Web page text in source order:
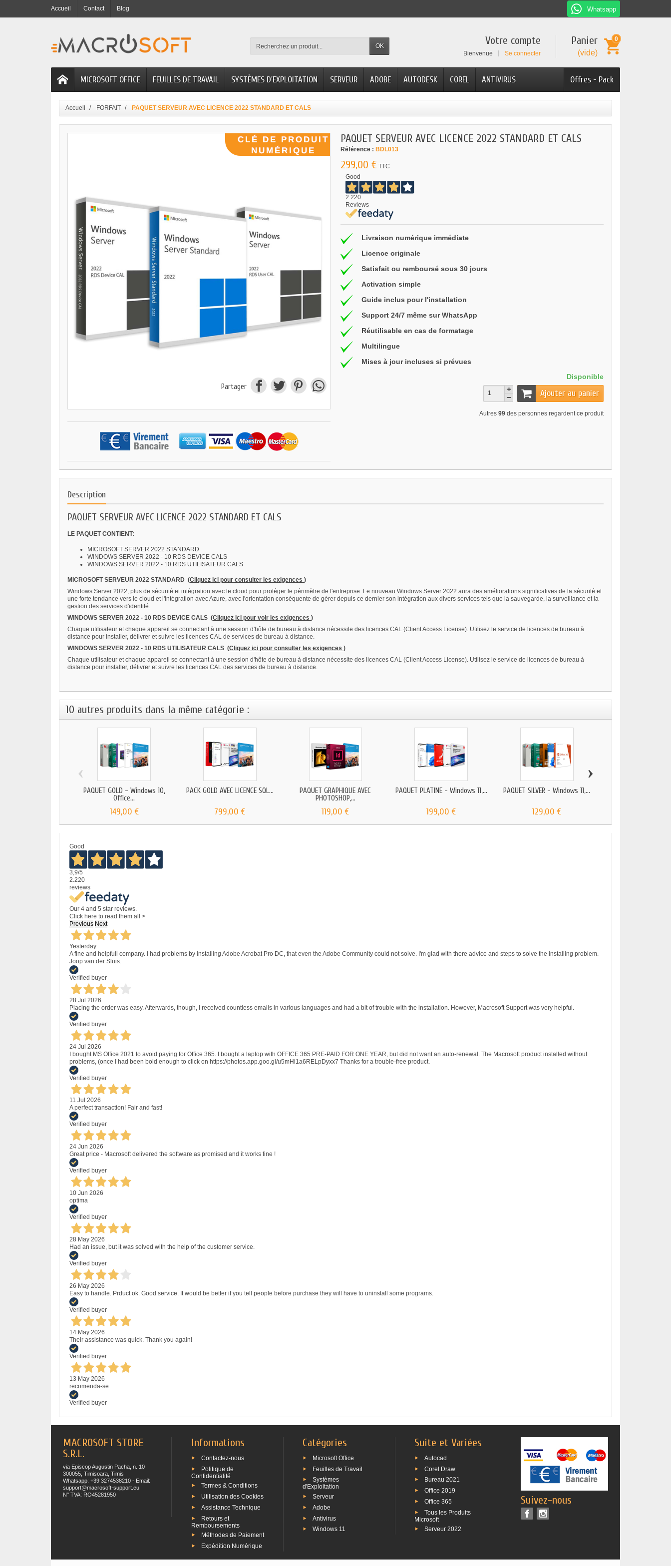
Accueil Contact Blog Whatsapp
OK Panier
(vide)
0
Votre compte
Bienvenue Se connecter
Offres - Pack
MICROSOFT OFFICE FEUILLES DE TRAVAIL SYSTÈMES D'EXPLOITATION SERVEUR ADOBE AUTODESK COREL ANTIVIRUS
Accueil FORFAIT PAQUET SERVEUR AVEC LICENCE 2022 STANDARD ET CALS
Partager
PAQUET SERVEUR AVEC LICENCE 2022 STANDARD ET CALS
Référence : BDL013
299,00 € TTC
Good
2.220
Reviews
Livraison numérique immédiate
Licence originale
Satisfait ou remboursé sous 30 jours
Activation simple
Guide inclus pour l'installation
Support 24/7 même sur WhatsApp
Réutilisable en cas de formatage
Multilingue
Mises à jour incluses si prévues
Disponible
Ajouter au panier
Autres 99 des personnes regardent ce produit
Description
PAQUET SERVEUR AVEC LICENCE 2022 STANDARD ET CALS
LE PAQUET CONTIENT:
MICROSOFT SERVER 2022 STANDARD
WINDOWS SERVER 2022 - 10 RDS DEVICE CALS
WINDOWS SERVER 2022 - 10 RDS UTILISATEUR CALS
MICROSOFT SERVEUR 2022 STANDARD (Cliquez ici pour consulter les exigences )
Windows Server 2022, plus de sécurité et intégration avec le cloud pour protéger le périmètre de l'entreprise. Le nouveau Windows Server 2022 aura des améliorations significatives de la sécurité et
une forte tendance vers le cloud et l'intégration avec Azure, avec l'orientation conséquente de gérer depuis ce dernier son intégration aux divers services tels que la sauvegarde, la surveillance et la
gestion des services d'identité.
WINDOWS SERVER 2022 - 10 RDS DEVICE CALS (Cliquez ici pour voir les exigences )
Chaque utilisateur et chaque appareil se connectant à une session d'hôte de bureau à distance nécessite des licences CAL (Client Access License). Utilisez le service de licences de bureau à
distance pour installer, délivrer et suivre les licences CAL de services de bureau à distance.
WINDOWS SERVER 2022 - 10 RDS UTILISATEUR CALS (Cliquez ici pour consulter les exigences )
Chaque utilisateur et chaque appareil se connectant à une session d'hôte de bureau à distance nécessite des licences CAL (Client Access License). Utilisez le service de licences de bureau à
distance pour installer, délivrer et suivre les licences CAL des services de bureau à distance.
10 autres produits dans la même catégorie :
PAQUET GOLD - Windows 10,
Office...
149,00 €
PACK GOLD AVEC LICENCE SQL...
799,00 €
PAQUET GRAPHIQUE AVEC
PHOTOSHOP,...
119,00 €
PAQUET PLATINE - Windows 11,...
199,00 €
PAQUET SILVER - Windows 11,...
129,00 €
‹ ›
Good
3,9/5
2.220
reviews
Our 4 and 5 star reviews.
Click here to read them all >
Previous Next
Yesterday
A fine and helpfull company. I had problems by installing Adobe Acrobat Pro DC, that even the Adobe Community could not solve. I'm glad with there advice and steps to solve the installing problem.
Joop van der Sluis.
Verified buyer
28 Jul 2026
Placing the order was easy. Afterwards, though, I received countless emails in various languages and had a bit of trouble with the installation. However, Macrosoft Support was very helpful.
Verified buyer
24 Jul 2026
I bought MS Office 2021 to avoid paying for Office 365. I bought a laptop with OFFICE 365 PRE-PAID FOR ONE YEAR, but did not want an auto-renewal. The Macrosoft product installed without
problems, (once I had been bold enough to click on https://photos.app.goo.gl/u5mHi1a6RELpDyxx7 Thanks for a trouble-free product.
Verified buyer
11 Jul 2026
A perfect transaction! Fair and fast!
Verified buyer
24 Jun 2026
Great price - Macrosoft delivered the software as promised and it works fine !
Verified buyer
10 Jun 2026
optima
Verified buyer
28 May 2026
Had an issue, but it was solved with the help of the customer service.
Verified buyer
26 May 2026
Easy to handle. Prduct ok. Good service. It would be better if you tell people before purchase they will have to uninstall some programs.
Verified buyer
14 May 2026
Their assistance was quick. Thank you again!
Verified buyer
13 May 2026
recomenda-se
Verified buyer
MACROSOFT STORE
S.R.L.
via Episcop Augustin Pacha, n. 10
300055, Timisoara, Timis
Whatsapp: +39 3274538210 - Email:
support@macrosoft-support.eu
N° TVA: RO45281950
Informations
Contactez-nous
Politique de
Confidentialité
Termes & Conditions
Utilisation des Cookies
Assistance Technique
Retours et
Remboursements
Méthodes de Paiement
Expédition Numérique
Catégories
Microsoft Office
Feuilles de Travail
Systèmes
d'Exploitation
Serveur
Adobe
Antivirus
Windows 11
Suite et Variées
Autocad
Corel Draw
Bureau 2021
Office 2019
Office 365
Tous les Produits
Microsoft
Serveur 2022
Suivez-nous